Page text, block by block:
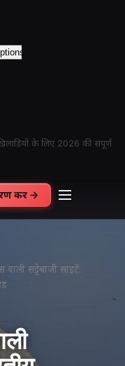
के लिए 2026 की संपूर्ण
करें →
सट्टेबाजी साइटें: